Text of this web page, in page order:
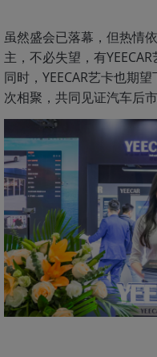
虽然盛会已落幕，但热情
主，不必失望，有
同时，YEECAR艺卡也期
次相聚，共同见证汽车后